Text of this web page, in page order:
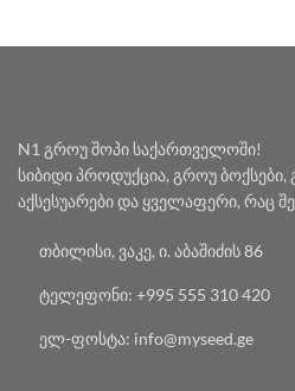
N1 გროუ შოპი საქართველოში!
სიბიდი პროდუქცია, გროუ ბოქსები,
აქსესუარები და ყველაფერი, რაც
თბილისი, ვაკე, ი. აბაშიძის 86
ტელეფონი: +995 555 310 420
ელ-ფოსტა: info@myseed.ge